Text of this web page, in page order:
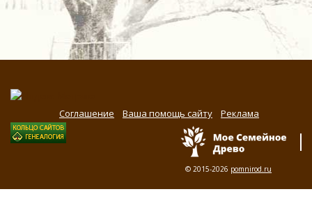
Соглашение Ваша помощь сайту Реклама
© 2015-2026 pomnirod.ru